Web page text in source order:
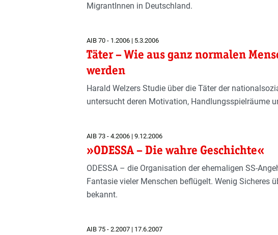
MigrantInnen in Deut­schland.
AIB 70 - 1.2006 | 5.3.2006
Täter – Wie aus ganz normalen
werden
Harald Welzers Studie über die Täter der
untersucht deren Motivation, Handlungsspielräume
AIB 73 - 4.2006 | 9.12.2006
»ODESSA – Die wahre Geschichte«
ODESSA – die Organisation der ehemaligen SS-
Fantasie vieler Menschen beflügelt. Wenig Sicheres
bekannt.
AIB 75 - 2.2007 | 17.6.2007